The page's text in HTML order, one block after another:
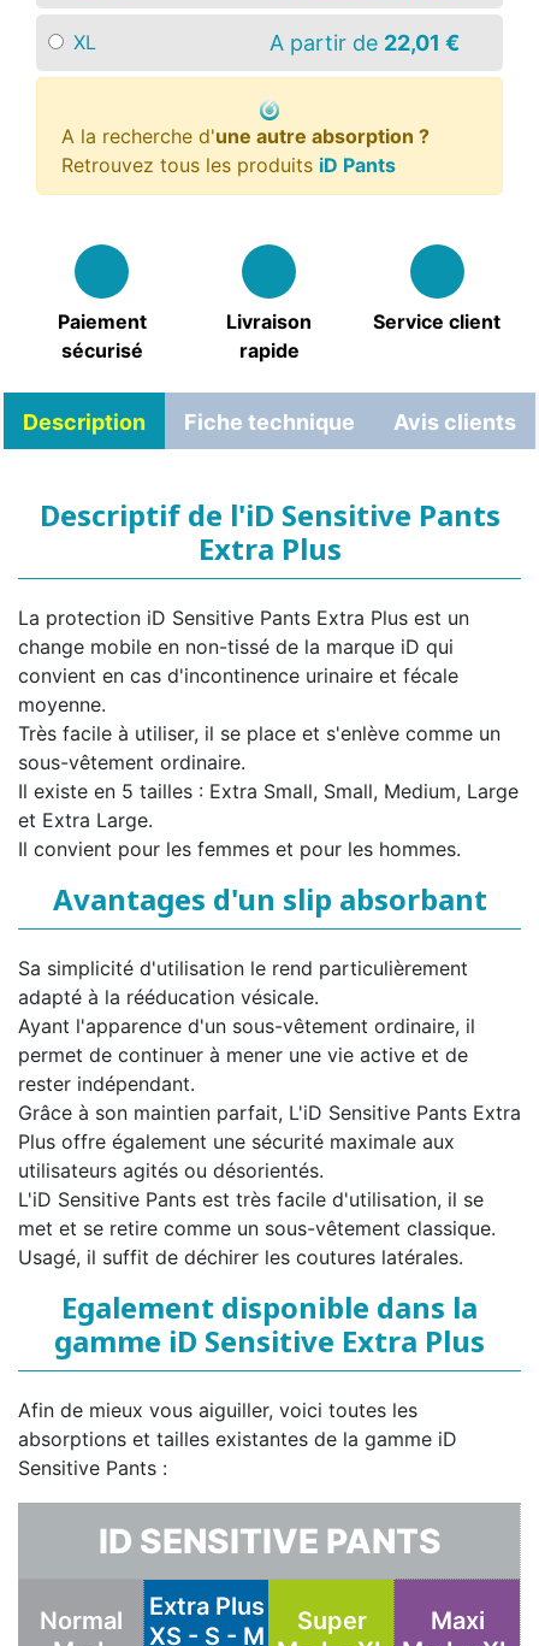
XL A partir de 22,01 €
A la recherche d'une autre absorption ?
Retrouvez tous les produits iD Pants
Paiement
sécurisé
Livraison
rapide
Service client
Description Fiche technique Avis clients
Descriptif de l'iD Sensitive Pants
Extra Plus
La protection iD Sensitive Pants Extra Plus est un
change mobile en non-tissé de la marque iD qui
convient en cas d'incontinence urinaire et fécale
moyenne.
Très facile à utiliser, il se place et s'enlève comme un
sous-vêtement ordinaire.
Il existe en 5 tailles : Extra Small, Small, Medium, Large
et Extra Large.
Il convient pour les femmes et pour les hommes.
Avantages d'un slip absorbant
Sa simplicité d'utilisation le rend particulièrement
adapté à la rééducation vésicale.
Ayant l'apparence d'un sous-vêtement ordinaire, il
permet de continuer à mener une vie active et de
rester indépendant.
Grâce à son maintien parfait, L'iD Sensitive Pants Extra
Plus offre également une sécurité maximale aux
utilisateurs agités ou désorientés.
L'iD Sensitive Pants est très facile d'utilisation, il se
met et se retire comme un sous-vêtement classique.
Usagé, il suffit de déchirer les coutures latérales.
Egalement disponible dans la
gamme iD Sensitive Extra Plus
Afin de mieux vous aiguiller, voici toutes les
absorptions et tailles existantes de la gamme iD
Sensitive Pants :
ID SENSITIVE PANTS
Normal
Extra Plus
XS - S - M
Super
Maxi